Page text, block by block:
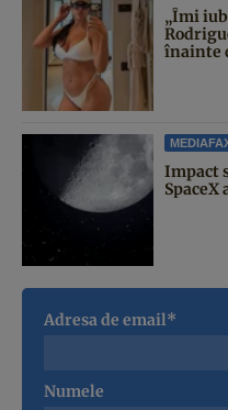
„Îmi
înainte
Impact
Adresa de email*
Numele